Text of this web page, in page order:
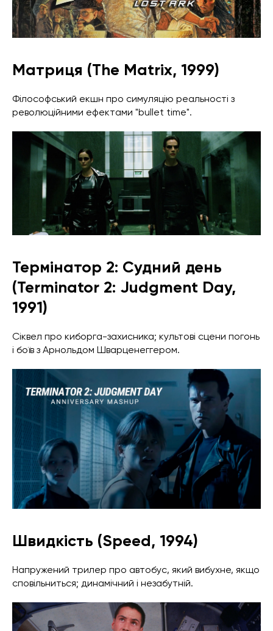
Матриця (The Matrix, 1999)
Філософський екшн про симуляцію реальності з
революційними ефектами "bullet time".
Термінатор 2: Судний день
(Terminator 2: Judgment Day,
1991)
Сіквел про киборга-захисника; культові сцени погонь
і боїв з Арнольдом Шварценеггером.
Швидкість (Speed, 1994)
Напружений трилер про автобус, який вибухне, якщо
сповільниться; динамічний і незабутній.